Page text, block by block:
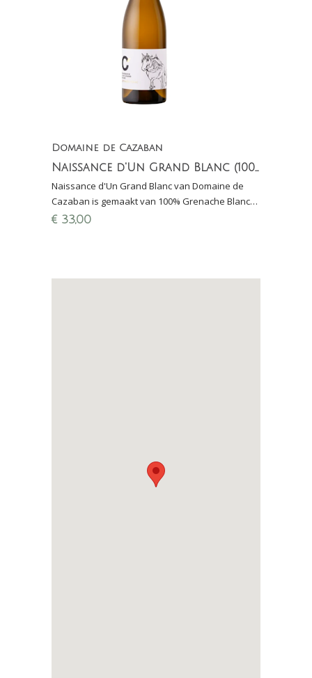
Domaine de Cazaban
Naissance d'Un Grand Blanc (100% Grenache Blanc)
Naissance d'Un Grand Blanc van Domaine de
Cazaban is gemaakt van 100% Grenache Blanc
en afkomstig van een wijngaard dat enkel met
€ 33,00